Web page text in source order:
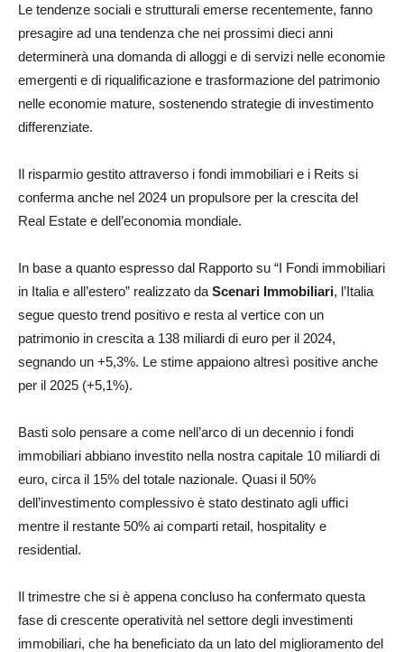
Le tendenze sociali e strutturali emerse recentemente, fanno
presagire ad una tendenza che nei prossimi dieci anni
determinerà una domanda di alloggi e di servizi nelle economie
emergenti e di riqualificazione e trasformazione del patrimonio
nelle economie mature, sostenendo strategie di investimento
differenziate.
Il risparmio gestito attraverso i fondi immobiliari e i Reits si
conferma anche nel 2024 un propulsore per la crescita del
Real Estate e dell’economia mondiale.
In base a quanto espresso dal Rapporto su “I Fondi immobiliari
in Italia e all’estero” realizzato da Scenari Immobiliari, l’Italia
segue questo trend positivo e resta al vertice con un
patrimonio in crescita a 138 miliardi di euro per il 2024,
segnando un +5,3%. Le stime appaiono altresì positive anche
per il 2025 (+5,1%).
Basti solo pensare a come nell’arco di un decennio i fondi
immobiliari abbiano investito nella nostra capitale 10 miliardi di
euro, circa il 15% del totale nazionale. Quasi il 50%
dell’investimento complessivo è stato destinato agli uffici
mentre il restante 50% ai comparti retail, hospitality e
residential.
Il trimestre che si è appena concluso ha confermato questa
fase di crescente operatività nel settore degli investimenti
immobiliari, che ha beneficiato da un lato del miglioramento del